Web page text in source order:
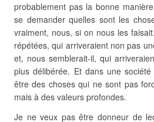
probablement pas la bonne
se demander quelles sont les
vraiment, nous, si on nous les
répétées, qui arriveraient non pas
et, nous semblerait-il, qui
plus délibérée. Et dans une
être des choses qui ne sont pas
mais à des valeurs profondes.
Je ne veux pas être donneur de